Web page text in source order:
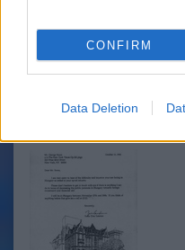
CONFIRM
Data Deletion
leendő…..
Yoko Ono
tehetek bármit is a